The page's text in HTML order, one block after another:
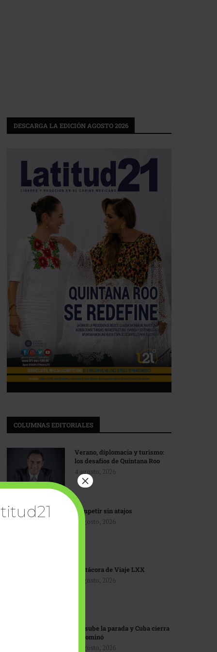
DESCARGA LA EDICIÓN AGOSTO 2026
COLUMNAS EDITORIALES
Verano, diplomacia y turismo:
los desafíos de Quintana Roo
4 agosto, 2026
Competir sin atajos
4 agosto, 2026
Bitácora de Viaje LXX
3 agosto, 2026
EU sube la parada y Cuba cierra
el dominó
3 agosto, 2026
×